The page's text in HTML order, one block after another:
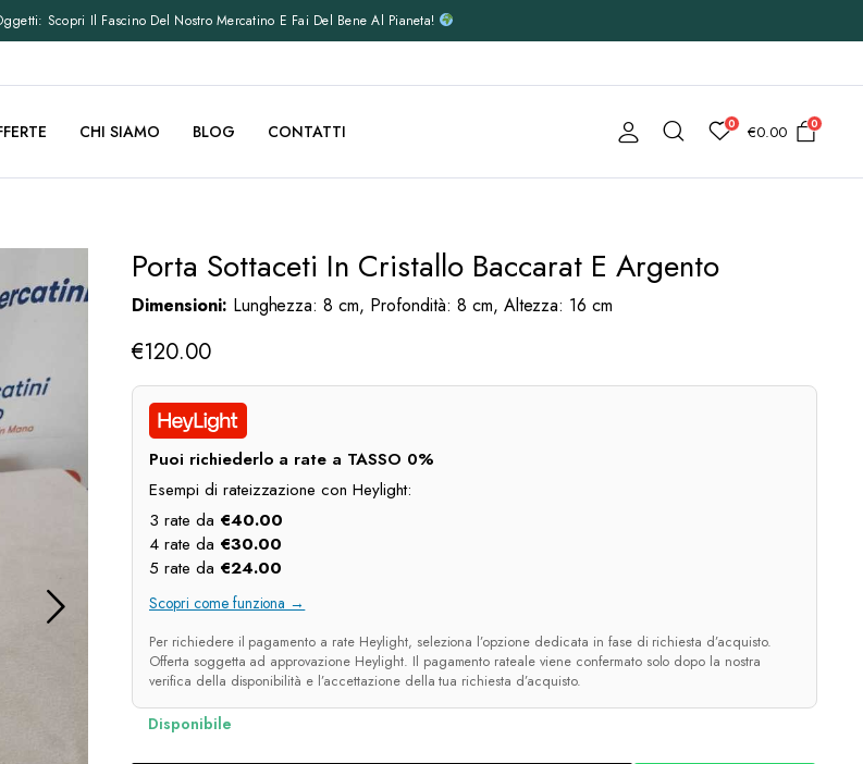
Scopri Il Fascino Del Nostro Mercatino E Fai Del Bene Al Pianeta!
CHI SIAMO BLOG CONTATTI 0 €0.00 0
Porta Sottaceti In Cristallo Baccarat E Argento
Dimensioni: Lunghezza: 8 cm, Profondità: 8 cm, Altezza: 16 cm
€120.00
Puoi richiederlo a rate a TASSO 0%
Esempi di rateizzazione con Heylight:
3 rate da €40.00
4 rate da €30.00
5 rate da €24.00
Scopri come funziona →
Per richiedere il pagamento a rate Heylight, seleziona l’opzione dedicata in fase di richiesta d’acquisto.
Offerta soggetta ad approvazione Heylight. Il pagamento rateale viene confermato solo dopo la nostra
verifica della disponibilità e l’accettazione della tua richiesta d’acquisto.